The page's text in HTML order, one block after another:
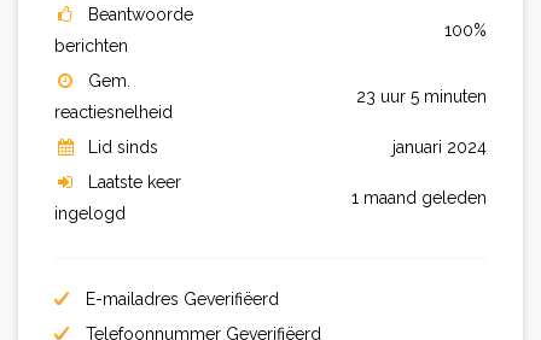
Beantwoorde
berichten
100%
Gem.
reactiesnelheid
23 uur 5 minuten
Lid sinds
januari 2024
Laatste keer
ingelogd
1 maand geleden
E-mailadres Geverifiëerd
Telefoonnummer Geverifiëerd